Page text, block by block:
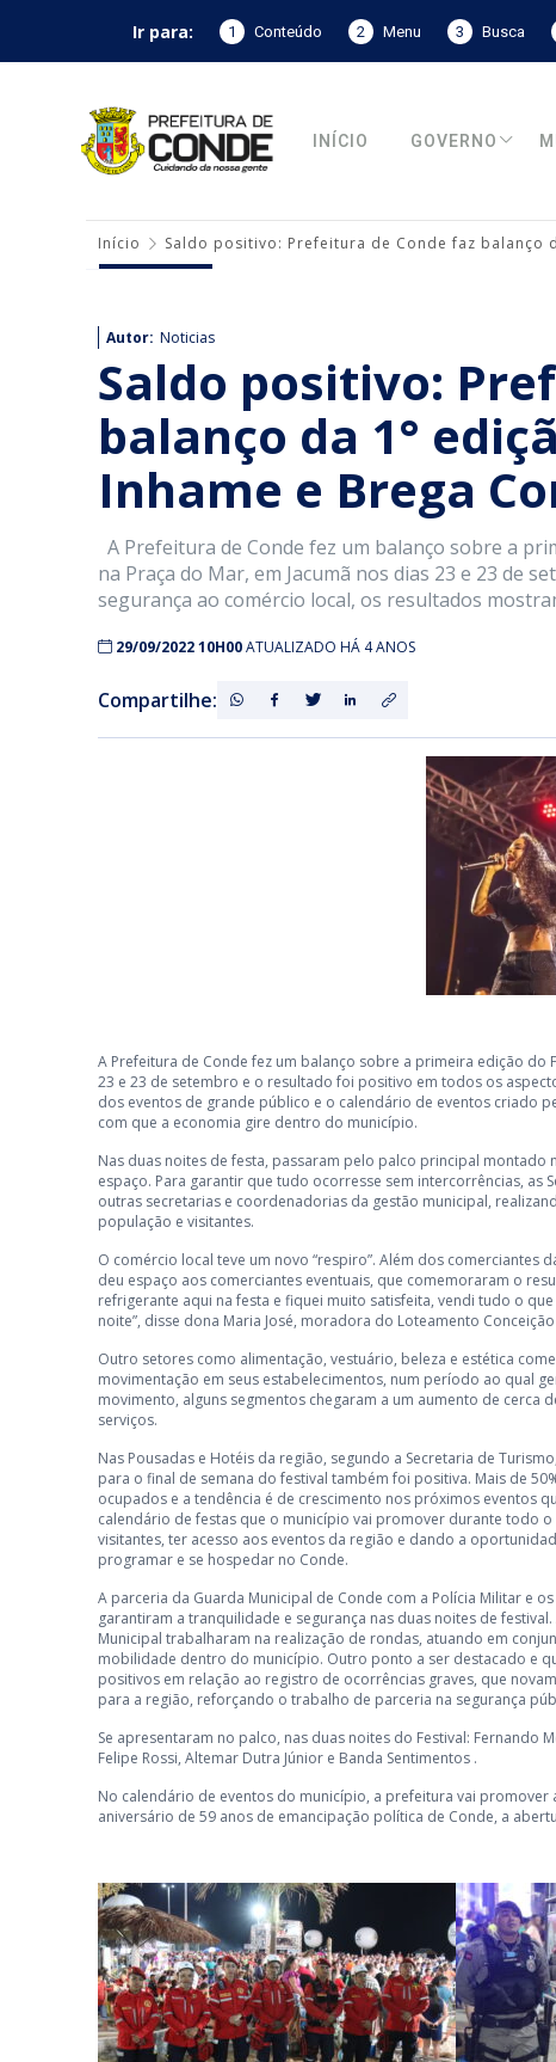
Ir para: 1 Conteúdo 2 Menu 3 Busca
INÍCIO GOVERNO
Início Saldo positivo: Prefeitura de Conde faz balanço
Autor: Noticias
Saldo positivo:
balanço da 1°
Inhame e Brega
A Prefeitura de Conde fez um balanço sobre a
na Praça do Mar, em Jacumã nos dias 23 e 23 de
segurança ao comércio local, os resultados
29/09/2022 10H00ATUALIZADO HÁ 4 ANOS
Compartilhe:
A Prefeitura de Conde fez um balanço sobre a primeira edição do
23 e 23 de setembro e o resultado foi positivo em todos os
dos eventos de grande público e o calendário de eventos criado
com que a economia gire dentro do município.
Nas duas noites de festa, passaram pelo palco principal
espaço. Para garantir que tudo ocorresse sem intercorrências,
outras secretarias e coordenadorias da gestão municipal,
população e visitantes.
O comércio local teve um novo “respiro”. Além dos
deu espaço aos comerciantes eventuais, que comemoraram o
refrigerante aqui na festa e fiquei muito satisfeita, vendi tudo o
noite”, disse dona Maria José, moradora do Loteamento
Outro setores como alimentação, vestuário, beleza e estética
movimentação em seus estabelecimentos, num período ao qual
movimento, alguns segmentos chegaram a um aumento de cerca
serviços.
Nas Pousadas e Hotéis da região, segundo a Secretaria de
para o final de semana do festival também foi positiva. Mais de
ocupados e a tendência é de crescimento nos próximos eventos
calendário de festas que o município vai promover durante todo
visitantes, ter acesso aos eventos da região e dando a
programar e se hospedar no Conde.
A parceria da Guarda Municipal de Conde com a Polícia Militar e
garantiram a tranquilidade e segurança nas duas noites de
Municipal trabalharam na realização de rondas, atuando em
mobilidade dentro do município. Outro ponto a ser destacado e
positivos em relação ao registro de ocorrências graves, que
para a região, reforçando o trabalho de parceria na segurança
Se apresentaram no palco, nas duas noites do Festival: Fernando
Felipe Rossi, Altemar Dutra Júnior e Banda Sentimentos .
No calendário de eventos do município, a prefeitura vai
aniversário de 59 anos de emancipação política de Conde, a